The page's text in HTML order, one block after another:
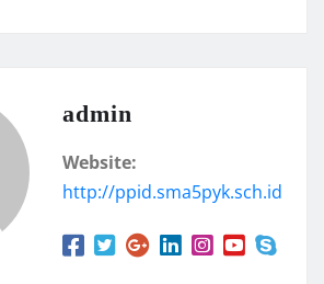
admin
Website:
http://ppid.sma5pyk.sch.id